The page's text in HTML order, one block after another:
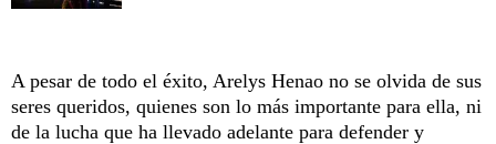
A pesar de todo el éxito, Arelys Henao no se olvida de sus
seres queridos, quienes son lo más importante para ella, ni
de la lucha que ha llevado adelante para defender y